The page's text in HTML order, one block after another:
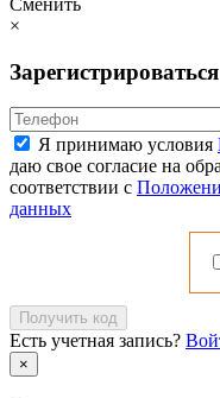
Сменить
×
Зарегистрироваться
Я принимаю условия
даю свое согласие на
соответствии с
данных
Получить код
Есть учетная запись?
×